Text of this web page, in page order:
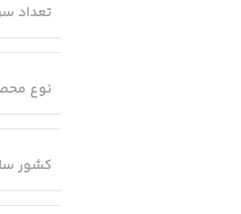
تعداد
نوع
کشور